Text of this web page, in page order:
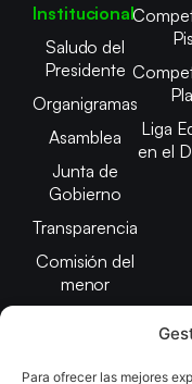
Para ofrecer las mejores
Institucional
Saludo del
Presidente
Organigramas
Asamblea
Junta de
Gobierno
Transparencia
Comisión del
menor
Liga
en el